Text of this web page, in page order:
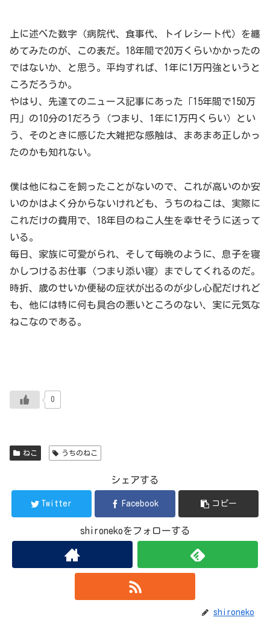
上に述べた数字（病院代、食事代、トイレシート代）を纏
めてみたのが、この表だ。18年間で20万くらいかかったの
ではないか、と思う。平均すれば、1年に1万円強というと
ころだろうか。
やはり、先達てのニュース記事にあった「15年間で150万
円」の10分の1だろう（つまり、1年に1万円くらい）とい
う、そのときに感じた大雑把な感触は、まあまあ正しかっ
たのかも知れない。
僕は他にねこを飼ったことがないので、これが高いのか安
いのかはよく分からないけれども、うちのねこは、実際に
これだけの費用で、18年目のねこ人生を幸せそうに送って
いる。
毎日、家族に可愛がられ、そして毎晩のように、息子を寝
かしつけるお仕事（つまり添い寝）までしてくれるのだ。
時折、歳のせいか便秘の症状が出るのが少し心配だけれど
も、他には特に何も具合の悪いところのない、実に元気な
ねこなのである。
0
ねこ うちのねこ
シェアする
Twitter Facebook コピー
shironekoをフォローする
shironeko